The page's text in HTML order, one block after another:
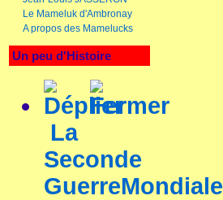
Le Mameluk d'Ambronay
A propos des Mamelucks
Un peu d'Histoire
La
Seconde
GuerreMondiale